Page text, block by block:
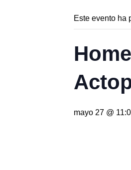
Este evento ha
mayo 27 @